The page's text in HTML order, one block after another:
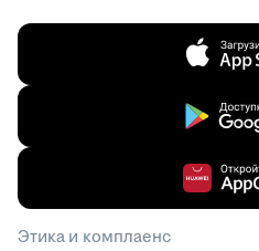
Этика и комплаенс